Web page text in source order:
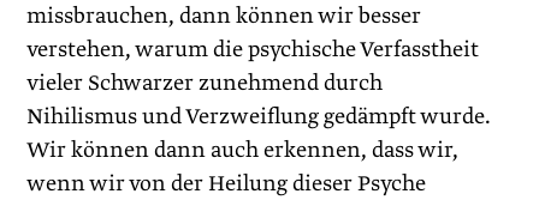
missbrauchen, dann können wir besser
verstehen, warum die psychische Verfasstheit
vieler Schwarzer zunehmend durch
Nihilismus und Verzweiflung gedämpft wurde.
Wir können dann auch erkennen, dass wir,
wenn wir von der Heilung dieser Psyche